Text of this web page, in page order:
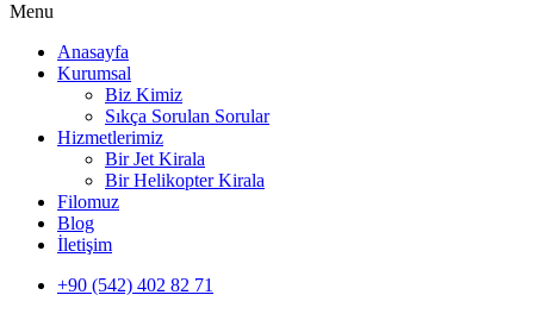
Menu
Anasayfa
Kurumsal
Biz Kimiz
Sıkça Sorulan Sorular
Hizmetlerimiz
Bir Jet Kirala
Bir Helikopter Kirala
Filomuz
Blog
İletişim
+90 (542) 402 82 71